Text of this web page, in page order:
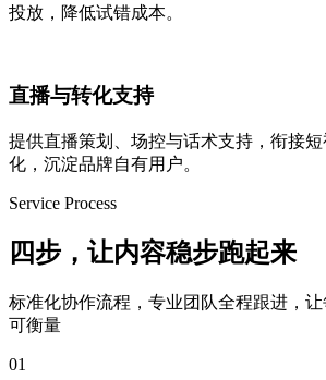
投放，降低试错成本。
直播与转化支持
提供直播策划、场控与话术支持，衔接
化，沉淀品牌自有用户。
Service Process
四步，让内容稳步跑起来
标准化协作流程，专业团队全程跟进，让
可衡量
01